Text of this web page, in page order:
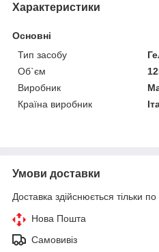
Характеристики
Основні
Тип засобу
Об`єм
Виробник
Країна виробник
Умови доставки
Доставка здійснюється тільки
Нова Пошта
Самовивіз